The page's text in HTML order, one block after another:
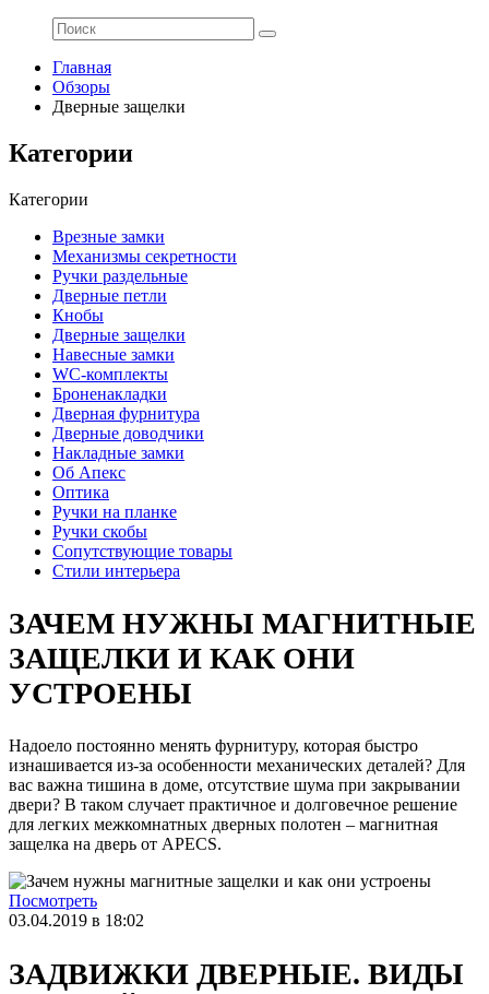
Главная
Обзоры
Дверные защелки
Категории
Категории
Врезные замки
Механизмы секретности
Ручки раздельные
Дверные петли
Кнобы
Дверные защелки
Навесные замки
WC-комплекты
Броненакладки
Дверная фурнитура
Дверные доводчики
Накладные замки
Об Апекс
Оптика
Ручки на планке
Ручки скобы
Сопутствующие товары
Стили интерьера
ЗАЧЕМ НУЖНЫ МАГНИТНЫЕ
ЗАЩЕЛКИ И КАК ОНИ
УСТРОЕНЫ
Надоело постоянно менять фурнитуру, которая быстро
изнашивается из-за особенности механических деталей? Для
вас важна тишина в доме, отсутствие шума при закрывании
двери? В таком случает практичное и долговечное решение
для легких межкомнатных дверных полотен – магнитная
защелка на дверь от APECS.
Посмотреть
03.04.2019 в 18:02
ЗАДВИЖКИ ДВЕРНЫЕ. ВИДЫ